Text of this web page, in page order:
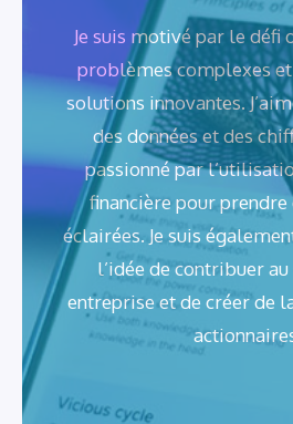
Je suis motivé par le défi
problèmes complexes
solutions innovantes.
des données et des
passionné par
financière pour prendre
éclairées. Je suis
l’idée de contribuer au
entreprise et de créer de